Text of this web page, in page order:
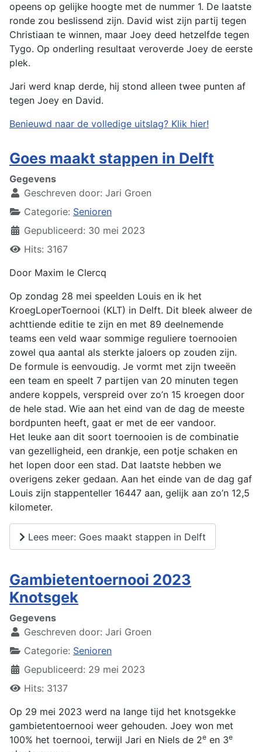
opeens op gelijke hoogte met de nummer 1. De laatste
ronde zou beslissend zijn. David wist zijn partij tegen
Christiaan te winnen, maar Joey deed hetzelfde tegen
Tygo. Op onderling resultaat veroverde Joey de eerste
plek.
Jari werd knap derde, hij stond alleen twee punten af
tegen Joey en David.
Benieuwd naar de volledige uitslag? Klik hier!
Goes maakt stappen in Delft
Gegevens
Geschreven door: Jari Groen
Categorie: Senioren
Gepubliceerd: 30 mei 2023
Hits: 3167
Door Maxim le Clercq
Op zondag 28 mei speelden Louis en ik het
KroegLoperToernooi (KLT) in Delft. Dit bleek alweer de
achttiende editie te zijn en met 89 deelnemende
teams een veld waar sommige reguliere toernooien
zowel qua aantal als sterkte jaloers op zouden zijn.
De formule is eenvoudig. Je vormt met zijn tweeën
een team en speelt 7 partijen van 20 minuten tegen
andere koppels, verspreid over zo’n 15 kroegen door
de hele stad. Wie aan het eind van de dag de meeste
bordpunten heeft, gaat er met de eer vandoor.
Het leuke aan dit soort toernooien is de combinatie
van gezelligheid, een drankje, een potje schaken en
het lopen door een stad. Dat laatste hebben we
overigens zeker gedaan. Aan het einde van de dag gaf
Louis zijn stappenteller 16447 aan, gelijk aan zo’n 12,5
kilometer.
Lees meer: Goes maakt stappen in Delft
Gambietentoernooi 2023
Knotsgek
Gegevens
Geschreven door: Jari Groen
Categorie: Senioren
Gepubliceerd: 29 mei 2023
Hits: 3137
Op 29 mei 2023 werd na lange tijd het knotsgekke
gambietentoernooi weer gehouden. Joey won met
100% het toernooi, terwijl Jari en Niels de 2e en 3e